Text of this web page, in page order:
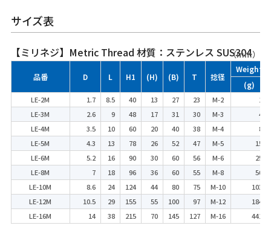
サイズ表
【ミリネジ】Metric Thread 材質：ステンレス SUS304
（mm）
品番 D L H1 (H) (B) T 捻径
Weight
(g)
LE-2M 1.7 8.5 40 13 27 23 M-2
1
LE-3M
2.6 9 48 17 31 30 M-3
4
LE-4M
3.5 10 60 20 40 38 M-4
8
LE-5M
4.3 13 78 26 52 47 M-5
15
LE-6M
5.2 16 90 30 60 56 M-6
25
LE-8M
7 18 96 36 60 55 M-8
50
LE-10M
8.6 24 124 44 80 75 M-10
103
LE-12M
10.5 29 155 55 100 97 M-12
184
LE-16M
14 38 215 70 145 127 M-16 441